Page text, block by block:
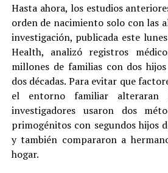
Hasta ahora, los estudios
orden de nacimiento solo con las
investigación, publicada este
Health, analizó registros
millones de familias con dos
dos décadas. Para evitar que
el entorno familiar alteraran
investigadores usaron dos
primogénitos con segundos hijos
y también compararon a
hogar.